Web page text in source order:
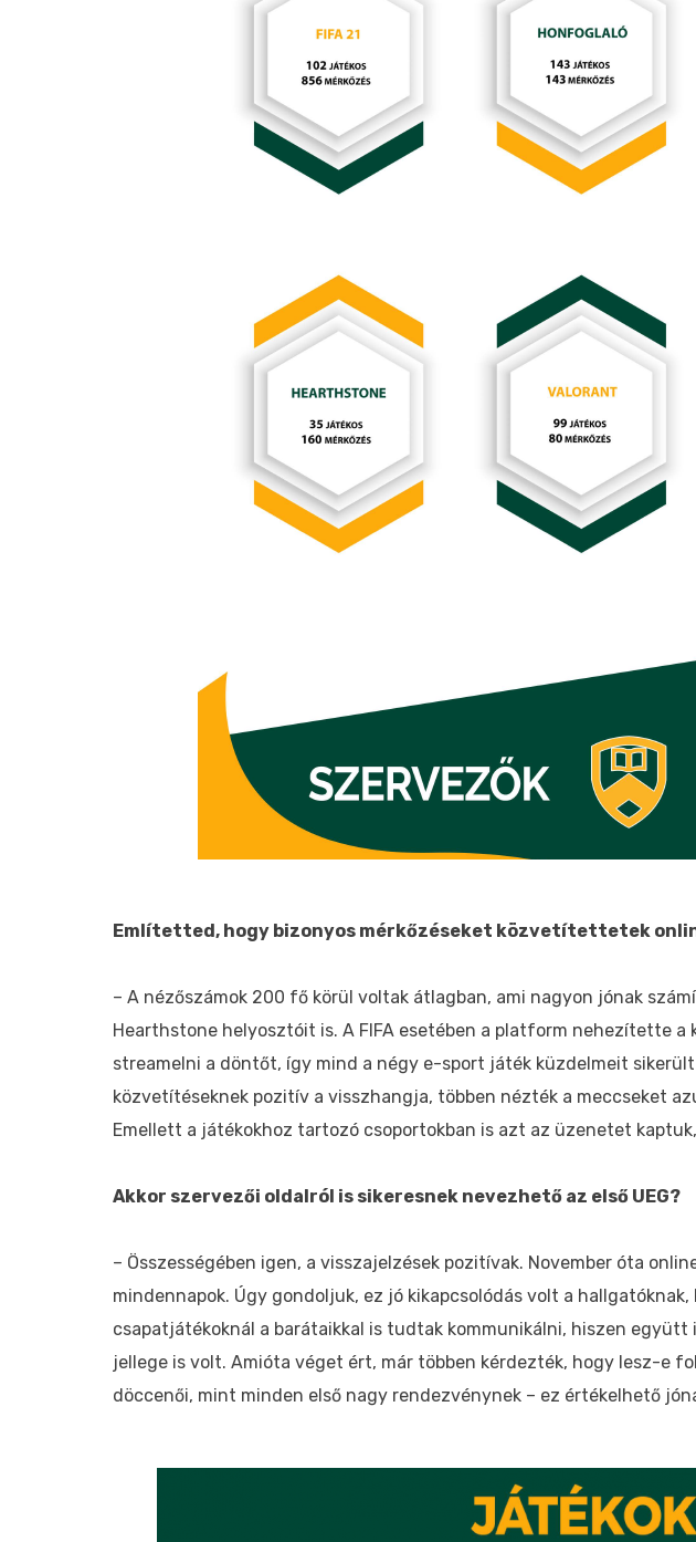
Említetted, hogy bizonyos mérkőzéseket közvetítettetek
– A nézőszámok 200 fő körül voltak átlagban, ami nagyon jónak
Hearthstone helyosztóit is. A FIFA esetében a platform nehezítette
streamelni a döntőt, így mind a négy e-sport játék küzdelmeit
közvetítéseknek pozitív a visszhangja, többen nézték a meccseket
Emellett a játékokhoz tartozó csoportokban is azt az üzenetet
Akkor szervezői oldalról is sikeresnek nevezhető az első UEG?
– Összességében igen, a visszajelzések pozitívak. November óta
mindennapok. Úgy gondoljuk, ez jó kikapcsolódás volt a
csapatjátékoknál a barátaikkal is tudtak kommunikálni, hiszen
jellege is volt. Amióta véget ért, már többen kérdezték, hogy lesz-e
döccenői, mint minden első nagy rendezvénynek – ez értékelhető